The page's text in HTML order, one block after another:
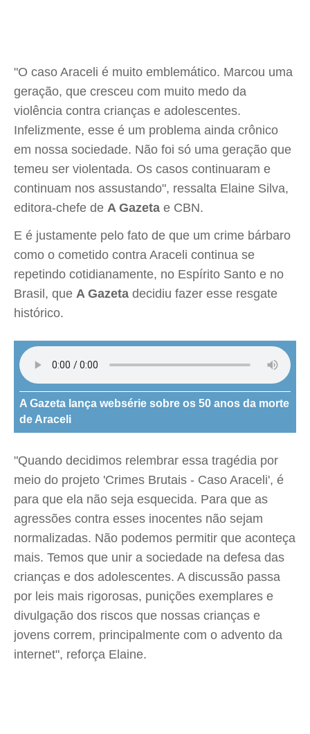
"O caso Araceli é muito emblemático. Marcou uma
geração, que cresceu com muito medo da
violência contra crianças e adolescentes.
Infelizmente, esse é um problema ainda crônico
em nossa sociedade. Não foi só uma geração que
temeu ser violentada. Os casos continuaram e
continuam nos assustando", ressalta Elaine Silva,
editora-chefe de A Gazeta e CBN.
E é justamente pelo fato de que um crime bárbaro
como o cometido contra Araceli continua se
repetindo cotidianamente, no Espírito Santo e no
Brasil, que A Gazeta decidiu fazer esse resgate
histórico.
A Gazeta lança websérie sobre os 50 anos da morte
de Araceli
"Quando decidimos relembrar essa tragédia por
meio do projeto 'Crimes Brutais - Caso Araceli', é
para que ela não seja esquecida. Para que as
agressões contra esses inocentes não sejam
normalizadas. Não podemos permitir que aconteça
mais. Temos que unir a sociedade na defesa das
crianças e dos adolescentes. A discussão passa
por leis mais rigorosas, punições exemplares e
divulgação dos riscos que nossas crianças e
jovens correm, principalmente com o advento da
internet", reforça Elaine.